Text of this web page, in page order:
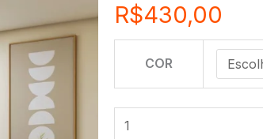
R$430,00
COR
SAPATEIRA
ESTHELA
65
CM